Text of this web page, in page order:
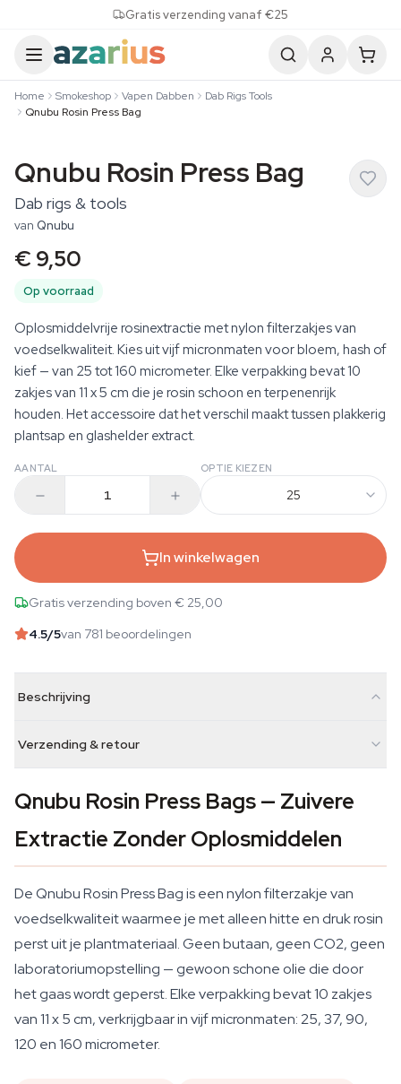
Gratis verzending vanaf €25
Home Smokeshop Vapen Dabben
Dab Rigs Tools
Qnubu Rosin Press Bag
Qnubu Rosin Press Bag
Dab rigs & tools
van Qnubu
€ 9,50
Op voorraad
Oplosmiddelvrije rosinextractie met nylon filterzakjes van
voedselkwaliteit. Kies uit vijf micronmaten voor bloem, hash of
kief — van 25 tot 160 micrometer. Elke verpakking bevat 10
zakjes van 11 x 5 cm die je rosin schoon en terpenenrijk
houden. Het accessoire dat het verschil maakt tussen plakkerig
plantsap en glashelder extract.
AANTAL OPTIE KIEZEN
25
In winkelwagen
Gratis verzending boven € 25,00
4.5/5van 781 beoordelingen
Beschrijving
Verzending & retour
Qnubu Rosin Press Bags — Zuivere
Extractie Zonder Oplosmiddelen
De Qnubu Rosin Press Bag is een nylon filterzakje van
voedselkwaliteit waarmee je met alleen hitte en druk rosin
perst uit je plantmateriaal. Geen butaan, geen CO2, geen
laboratoriumopstelling — gewoon schone olie die door
het gaas wordt geperst. Elke verpakking bevat 10 zakjes
van 11 x 5 cm, verkrijgbaar in vijf micronmaten: 25, 37, 90,
120 en 160 micrometer.